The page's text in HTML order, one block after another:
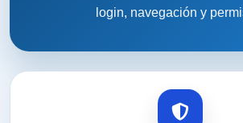
login, navegación y